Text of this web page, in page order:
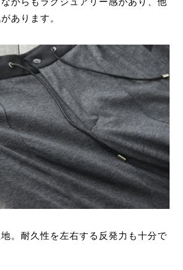
あります。
。耐久性を左右する反発力も十分で